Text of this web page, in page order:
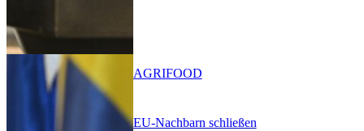
EU-Nachbarn schließen
AGRIFOOD